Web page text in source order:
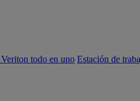
todo en uno Estación de